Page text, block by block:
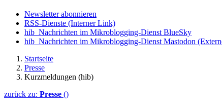
Newsletter abonnieren
RSS-Dienste (Interner Link)
hib_Nachrichten im Mikroblogging-Dienst BlueSky
hib_Nachrichten im Mikroblogging-Dienst Mastodon
Startseite
Presse
Kurzmeldungen (hib)
zurück zu: Presse ()